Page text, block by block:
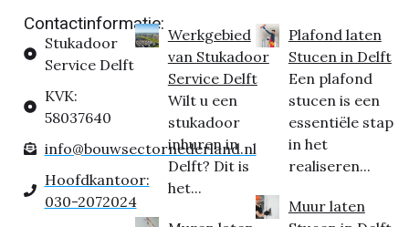
Contactinformatie:
Stukadoor
Service Delft
KVK:
58037640
info@bouwsectornederland.nl
Hoofdkantoor:
030-2072024
Werkgebied
van Stukadoor
Service Delft
Wilt u een
stukadoor
inhuren in
Delft? Dit is
het...
Plafond laten
Stucen in Delft
Een plafond
stucen is een
essentiële stap
in het
realiseren...
Muur laten